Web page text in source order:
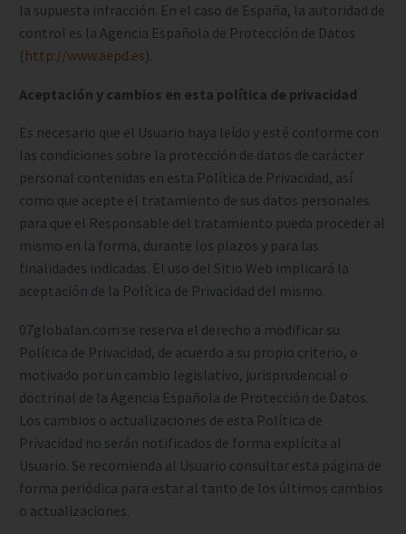
la supuesta infracción. En el caso de España, la autoridad de
control es la Agencia Española de Protección de Datos
( http://www.aepd.es).
Aceptación y cambios en esta política de privacidad
Es necesario que el Usuario haya leído y esté conforme con
las condiciones sobre la protección de datos de carácter
personal contenidas en esta Política de Privacidad, así
como que acepte el tratamiento de sus datos personales
para que el Responsable del tratamiento pueda proceder al
mismo en la forma, durante los plazos y para las
finalidades indicadas. El uso del Sitio Web implicará la
aceptación de la Política de Privacidad del mismo.
07globalan.com se reserva el derecho a modificar su
Política de Privacidad, de acuerdo a su propio criterio, o
motivado por un cambio legislativo, jurisprudencial o
doctrinal de la Agencia Española de Protección de Datos.
Los cambios o actualizaciones de esta Política de
Privacidad no serán notificados de forma explícita al
Usuario. Se recomienda al Usuario consultar esta página de
forma periódica para estar al tanto de los últimos cambios
o actualizaciones.